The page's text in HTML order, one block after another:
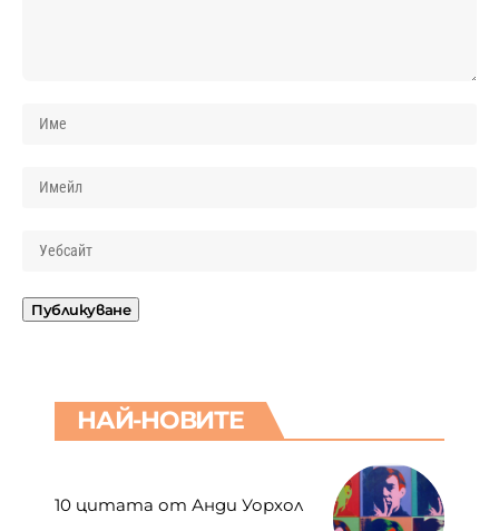
НАЙ-НОВИТЕ
10 цитата от Анди Уорхол